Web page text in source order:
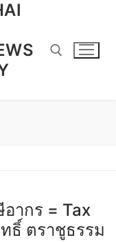
ากร = Tax
ธิ์ ตราชูธรรม